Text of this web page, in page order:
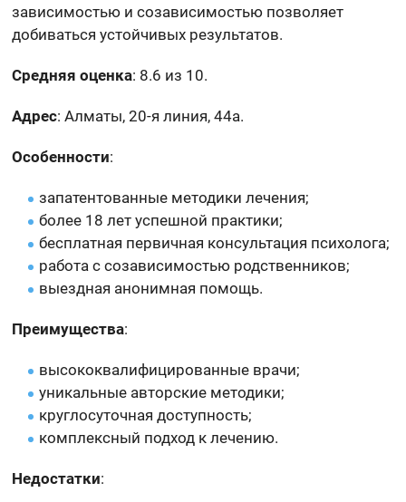
зависимостью и созависимостью позволяет
добиваться устойчивых результатов.
Средняя оценка: 8.6 из 10.
Адрес: Алматы, 20-я линия, 44а.
Особенности:
запатентованные методики лечения;
более 18 лет успешной практики;
бесплатная первичная консультация психолога;
работа с созависимостью родственников;
выездная анонимная помощь.
Преимущества:
высококвалифицированные врачи;
уникальные авторские методики;
круглосуточная доступность;
комплексный подход к лечению.
Недостатки: